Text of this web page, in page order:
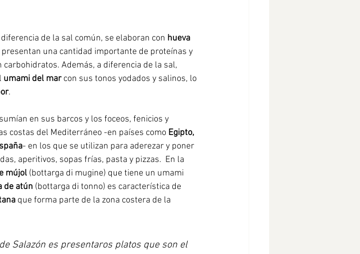
de la sal común, se elaboran con hueva
presentan una cantidad importante de proteínas y
carbohidratos. Además, a diferencia de la sal,
umami del mar con sus tonos yodados y salinos, lo
.
en sus barcos y los foceos, fenicios y
costas del Mediterráneo -en países como Egipto,
- en los que se utilizan para aderezar y poner
aperitivos, sopas frías, pasta y pizzas.  En la
mújol (bottarga di mugine) que tiene un umami
de atún (bottarga di tonno) es característica de
que forma parte de la zona costera de la
Salazón es presentaros platos que son el